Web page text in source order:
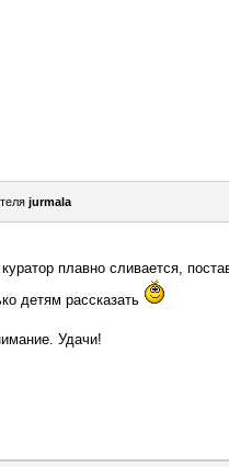
jurmala
плавно сливается,
детям рассказать
Удачи!